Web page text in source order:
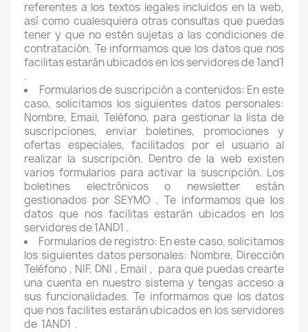
referentes a los textos legales incluidos en la web,
así como cualesquiera otras consultas que puedas
tener y que no estén sujetas a las condiciones de
contratación. Te informamos que los datos que nos
facilitas estarán ubicados en los servidores de 1and1
.
Formularios de suscripción a contenidos: En este
caso, solicitamos los siguientes datos personales:
Nombre, Email, Teléfono, para gestionar la lista de
suscripciones, enviar boletines, promociones y
ofertas especiales, facilitados por el usuario al
realizar la suscripción. Dentro de la web existen
varios formularios para activar la suscripción. Los
boletines electrónicos o newsletter están
gestionados por SEYMO . Te informamos que los
datos que nos facilitas estarán ubicados en los
servidores de 1AND1 .
Formularios de registro: En este caso, solicitamos
los siguientes datos personales: Nombre, Dirección
Teléfono , NIF, DNI , Email , para que puedas crearte
una cuenta en nuestro sistema y tengas acceso a
sus funcionalidades. Te informamos que los datos
que nos facilites estarán ubicados en los servidores
de 1AND1 .